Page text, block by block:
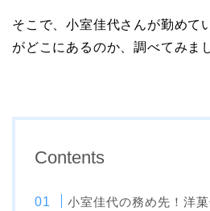
そこで、小室佳代さんが勤めて
がどこにあるのか、調べてみま
Contents
小室佳代の務め先！洋